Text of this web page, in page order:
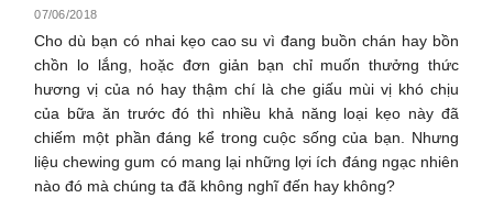
07/06/2018
Cho dù bạn có nhai kẹo cao su vì đang buồn chán hay bồn
chồn lo lắng, hoặc đơn giản bạn chỉ muốn thưởng thức
hương vị của nó hay thậm chí là che giấu mùi vị khó chịu
của bữa ăn trước đó thì nhiều khả năng loại kẹo này đã
chiếm một phần đáng kể trong cuộc sống của bạn. Nhưng
liệu chewing gum có mang lại những lợi ích đáng ngạc nhiên
nào đó mà chúng ta đã không nghĩ đến hay không?